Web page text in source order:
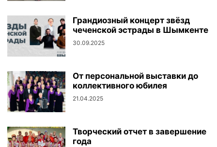
Грандиозный концерт звёзд
чеченской эстрады в Шымкенте
30.09.2025
От персональной выставки до
коллективного юбилея
21.04.2025
Творческий отчет в завершение
года